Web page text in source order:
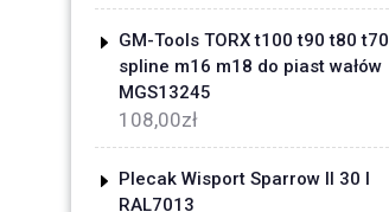
GM-Tools TORX t100 t90 t80 t70
spline m16 m18 do piast wałów
MGS13245
108,00zł
Plecak Wisport Sparrow II 30 l
RAL7013